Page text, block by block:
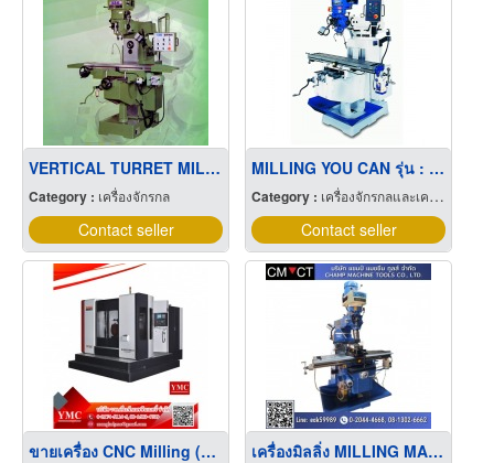
VERTICAL TURRET MILLING MACHINE
Category : เครื่องจักรกล
Contact seller
MILLING YOU CAN รุ่น : PBM-4SS
Category : เครื่องจักรกลและเครื่องมือกล
Contact seller
ขายเครื่อง CNC Milling (มิลลิ่งซีเอ็นซี) เครื่องมิลลิ่ง MILLING MACHINE ผ่อนได้